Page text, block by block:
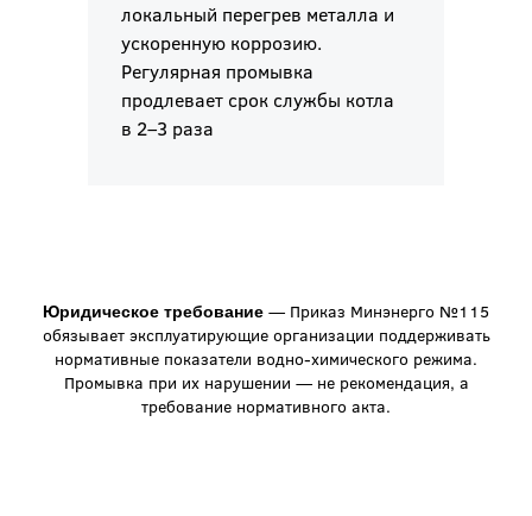
локальный перегрев металла и
ускоренную коррозию.
Регулярная промывка
продлевает срок службы котла
в 2–3 раза
Юридическое требование — Приказ Минэнерго №115
обязывает эксплуатирующие организации поддерживать
нормативные показатели водно-химического режима.
Промывка при их нарушении — не рекомендация, а
требование нормативного акта.